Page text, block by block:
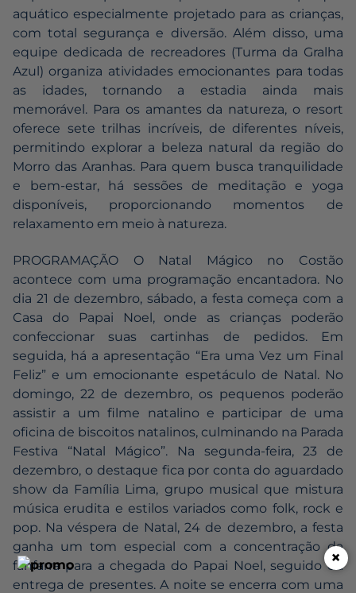
aquático especialmente projetado para as crianças,
com total segurança e diversão. Além disso, uma
equipe dedicada de recreadores (Turma da Gralha
Azul) organiza atividades emocionantes para todas
as idades, tornando a estadia ainda mais
memorável. Para os amantes da natureza, o resort
oferece sete trilhas incríveis, de diferentes níveis,
permitindo explorar a beleza natural da região do
Morro das Aranhas. Para quem busca tranquilidade
e bem-estar, há sessões de meditação e yoga
disponíveis, proporcionando momentos de
relaxamento em meio à natureza.
PROGRAMAÇÃO O Natal Mágico no Costão
acontece com uma programação encantadora. No
dia 21 de dezembro, sábado, a festa começa com a
Casa do Papai Noel, onde as crianças poderão
confeccionar suas cartinhas de pedidos. Em
seguida, há a apresentação “Era uma Vez um Final
Feliz” e um emocionante espetáculo de Natal. No
domingo, 22 de dezembro, os pequenos poderão
assistir a um filme natalino e participar de uma
oficina de biscoitos natalinos, culminando na Parada
Festiva “Natal Mágico”. Na segunda-feira, 23 de
dezembro, o destaque fica por conta do aguardado
show da Família Lima, grupo musical que mistura
música erudita e estilos variados como folk, rock e
pop. Na véspera de Natal, 24 de dezembro, a festa
ganha um tom especial com a concentração da
fanfarra para a chegada do Papai Noel, seguido da
entrega de presentes. A noite se encerra com uma
×